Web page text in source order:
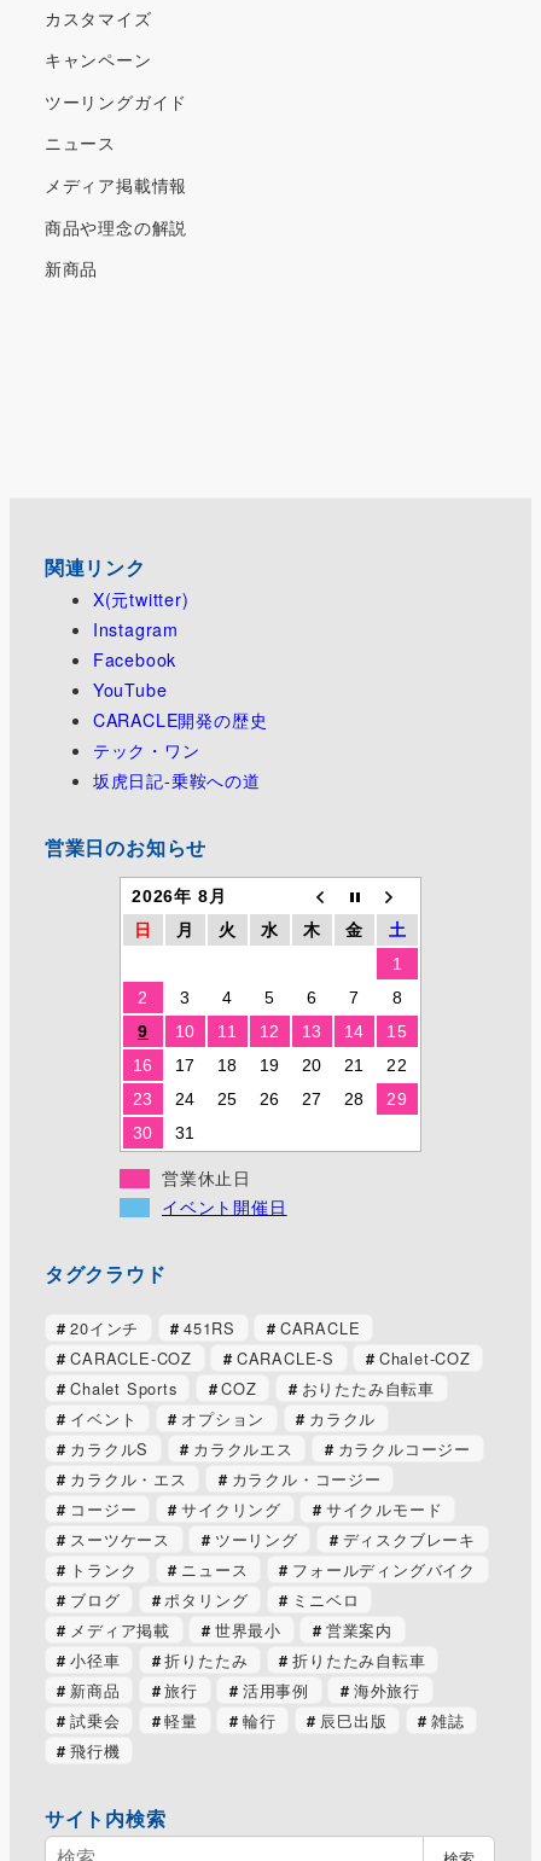
カスタマイズ
キャンペーン
ツーリングガイド
ニュース
メディア掲載情報
商品や理念の解説
新商品
関連リンク
X(元twitter)
Instagram
Facebook
YouTube
CARACLE開発の歴史
テック・ワン
坂虎日記-乗鞍への道
営業日のお知らせ
2026年 8月
日
月 火 水 木 金
土
1
2
3 4 5 6 7
8
9
10 11 12 13 14
15
16
17 18 19 20 21
22
23
24 25 26 27 28
29
30
31
営業休止日
イベント開催日
タグクラウド
20インチ 451RS
CARACLE
CARACLE-COZ
CARACLE-S
Chalet-COZ
Chalet Sports
COZ
おりたたみ自転車
イベント
オプション
カラクル
カラクルS
カラクルエス
カラクルコージー
カラクル・エス
カラクル・コージー
コージー
サイクリング
サイクルモード
スーツケース
ツーリング
ディスクブレーキ
トランク
ニュース
フォールディングバイク
ブログ
ポタリング
ミニベロ
メディア掲載
世界最小
営業案内
小径車
折りたたみ
折りたたみ自転車
新商品
旅行 活用事例
海外旅行
試乗会
軽量 輪行 辰巳出版
雑誌
飛行機
サイト内検索
検